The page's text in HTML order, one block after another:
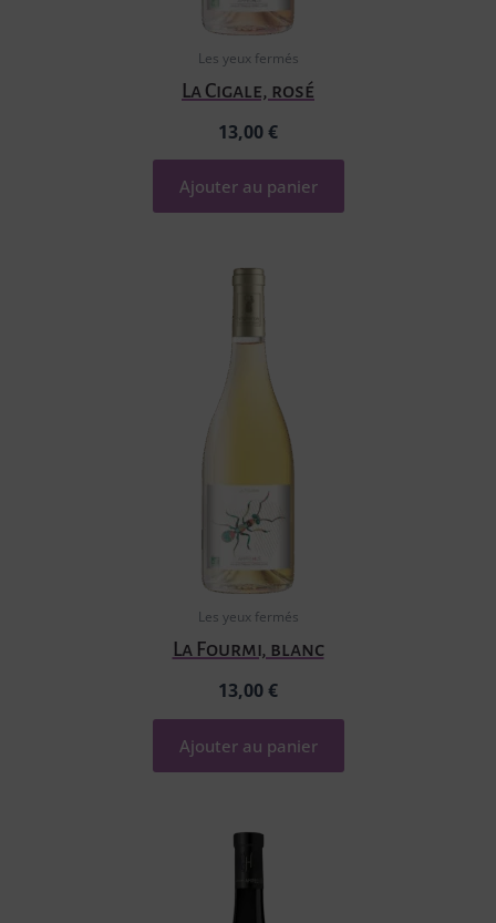
Les yeux fermés
La Cigale, rosé
13,00€
Ajouter au panier
Les yeux fermés
La Fourmi, blanc
13,00€
Ajouter au panier